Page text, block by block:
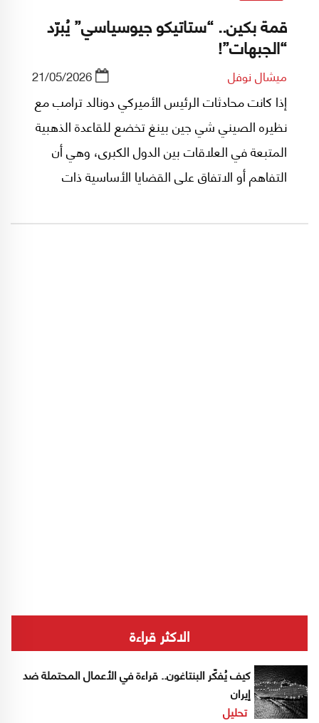
قمة بكين.. “ستاتيكو جيوسياسي” يُبرّد
“الجبهات”!
ميشال نوفل 21/05/2026
إذا كانت محادثات الرئيس الأميركي دونالد ترامب مع
نظيره الصيني شي جين بينغ تخضع للقاعدة الذهبية
المتبعة في العلاقات بين الدول الكبرى، وهي أن
التفاهم أو الاتفاق على القضايا الأساسية ذات
تسبق الاجتماعات الرسمية على مستوى القمة، فإن
الاكثر قراءة
كيف يُفكّر البنتاغون.. قراءة في الأعمال المحتملة ضد
إيران
تحليل